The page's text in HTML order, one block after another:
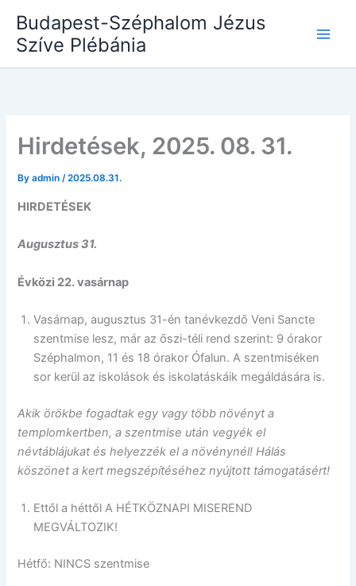
content
Budapest-Széphalom Jézus
Szíve Plébánia
Hirdetések, 2025. 08. 31.
Byadmin/2025.08.31.
HIRDETÉSEK
Augusztus 31.
Évközi 22. vasárnap
Vasárnap, augusztus 31-én tanévkezdő Veni Sancte
szentmise lesz, már az őszi-téli rend szerint: 9 órakor
Széphalmon, 11 és 18 órakor Ófalun. A szentmiséken
sor kerül az iskolások és iskolatáskáik megáldására is.
Akik örökbe fogadtak egy vagy több növényt a
templomkertben, a szentmise után vegyék el
névtáblájukat és helyezzék el a növénynél! Hálás
köszönet a kert megszépítéséhez nyújtott támogatásért!
Ettől a héttől A HÉTKÖZNAPI MISEREND
MEGVÁLTOZIK!
Hétfő: NINCS szentmise